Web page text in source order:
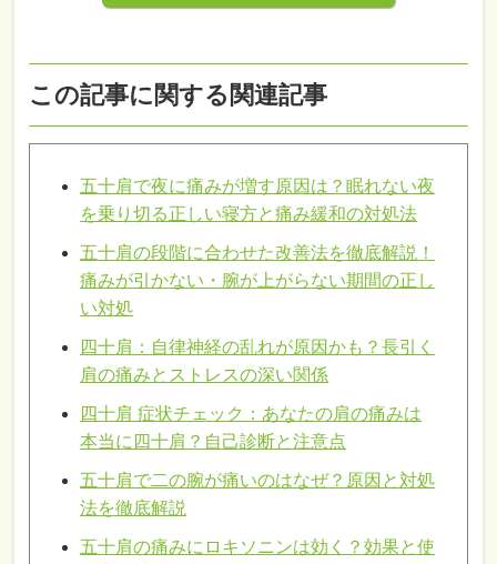
この記事に関する関連記事
五十肩で夜に痛みが増す原因は？眠れない夜
を乗り切る正しい寝方と痛み緩和の対処法
五十肩の段階に合わせた改善法を徹底解説！
痛みが引かない・腕が上がらない期間の正し
い対処
四十肩：自律神経の乱れが原因かも？長引く
肩の痛みとストレスの深い関係
四十肩 症状チェック：あなたの肩の痛みは
本当に四十肩？自己診断と注意点
五十肩で二の腕が痛いのはなぜ？原因と対処
法を徹底解説
五十肩の痛みにロキソニンは効く？効果と使